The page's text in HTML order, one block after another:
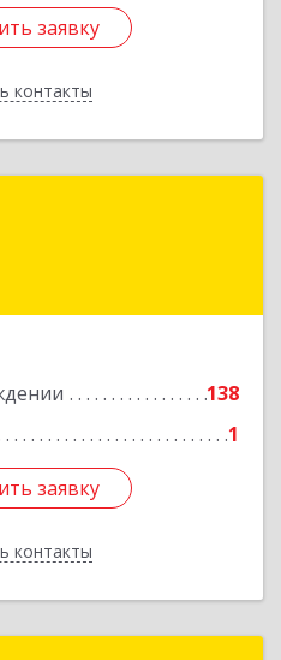
заявку
контакты
заявку
138
1
заявку
контакты
заявку